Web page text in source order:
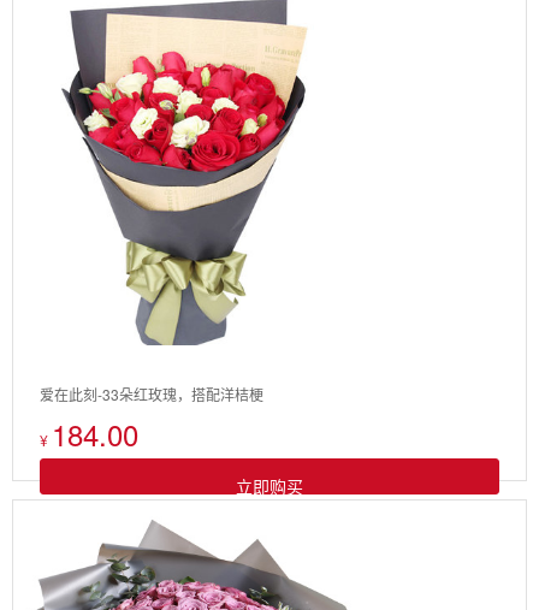
爱在此刻-33朵红玫瑰，搭配洋桔梗
¥ 184.00
立即购买